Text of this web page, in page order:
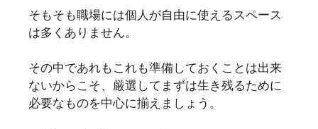
そもそも職場には個人が自由に使えるスペース
は多くありません。
その中であれもこれも準備しておくことは出来
ないからこそ、厳選してまずは生き残るために
必要なものを中心に揃えましょう。